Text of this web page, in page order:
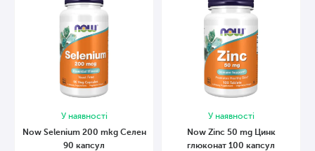
У наявності
Now Selenium 200 mkg Селен
90 капсул
У наявності
Now Zinc 50 mg Цинк
глюконат 100 капсул